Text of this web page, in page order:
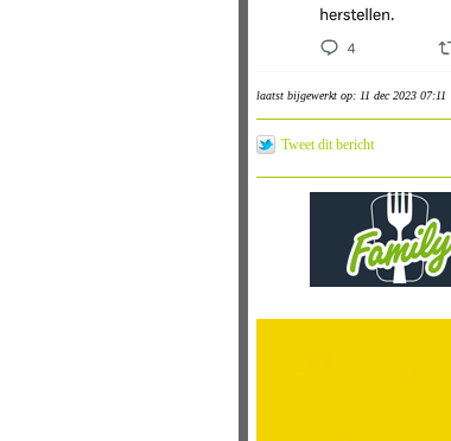
laatst bijgewerkt op: 11 dec 2023 07:11
Tweet dit bericht